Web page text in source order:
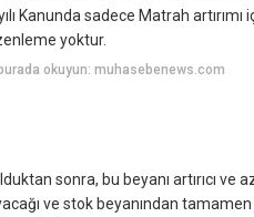
Kanunda sadece Matrah
yoktur.
burada okuyun: muhasebenews.com
sonra, bu beyanı artırıcı ve
ve stok beyanından